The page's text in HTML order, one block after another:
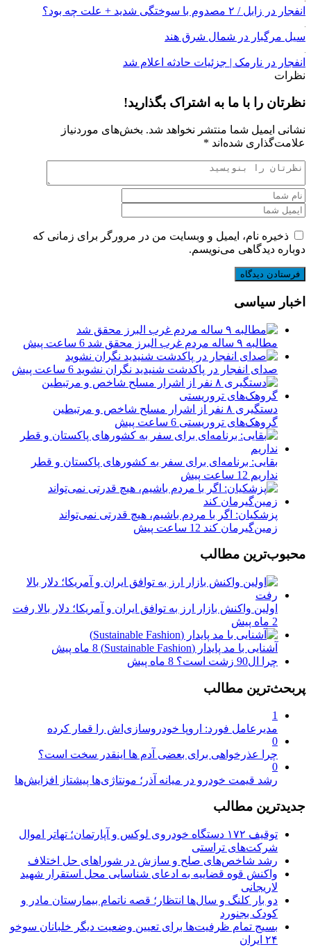
انفجار در زابل / ۲ مصدوم با سوختگی شدید + علت چه بود؟
سیل مرگبار در شمال شرق هند
انفجار در نارمک | جزئیات حادثه اعلام شد
نظرات
نظرتان را با ما به اشتراک بگذارید!
نشانی ایمیل شما منتشر نخواهد شد. بخش‌های موردنیاز
علامت‌گذاری شده‌اند *
ذخیره نام، ایمیل و وبسایت من در مرورگر برای زمانی که
دوباره دیدگاهی می‌نویسم.
اخبار سیاسی
مطالبه ۹ ساله مردم غرب البرز محقق شد 6 ساعت پیش
صدای انفجار در پاکدشت شنیدید نگران نشوید 6 ساعت پیش
دستگیری ۸ نفر از اشرار مسلح شاخص و مرتبطین
گروهک‌های تروریستی 6 ساعت پیش
بقایی: برنامه‌ای برای سفر به کشورهای پاکستان و قطر
نداریم 12 ساعت پیش
پزشکیان: اگر با مردم باشیم، هیچ قدرتی نمی‌تواند
زمین‌گیرمان کند 12 ساعت پیش
محبوب‌ترین مطالب
اولین واکنش بازار ارز به توافق ایران و آمریکا؛ دلار بالا رفت
2 ماه پیش
آشنایی با مد پایدار (Sustainable Fashion)
8 ماه پیش
چرا ال90 زشت است؟
8 ماه پیش
پربحث‌ترین مطالب
1
مدیرعامل فورد: اروپا خودروسازی‌اش را قمار کرده
0
چرا عذرخواهی برای بعضی آدم ها اینقدر سخت است؟
0
رشد قیمت خودرو در میانه آذر؛ مونتاژی‌ها پیشتاز افزایش‌ها
جدیدترین مطالب
توقیف ۱۷۲ دستگاه خودروی لوکس و آپارتمان؛ تهاتر اموال
شرکت‌های تراستی
رشد شاخص‌های صلح و سازش در شوراهای حل اختلاف
واکنش قوه قضاییه به ادعای شناسایی محل استقرار شهید
لاریجانی
دو بار کلنگ و سال‌ها انتظار؛ قصه ناتمام بیمارستان مادر و
کودک بجنورد
بسیج تمام ظرفیت‌ها برای تعیین وضعیت دیگر خلبانان سوخو
۲۴ ایران